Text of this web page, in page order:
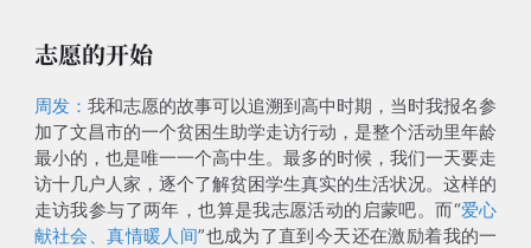
志愿的开始
周发： 我和志愿的故事可以追溯到高中时期，当时我报名参
加了文昌市的一个贫困生助学走访行动，是整个活动里年龄
最小的，也是唯一一个高中生。最多的时候，我们一天要走
访十几户人家，逐个了解贫困学生真实的生活状况。这样的
走访我参与了两年，也算是我志愿活动的启蒙吧。而“爱心
献社会、真情暖人间”也成为了直到今天还在激励着我的一